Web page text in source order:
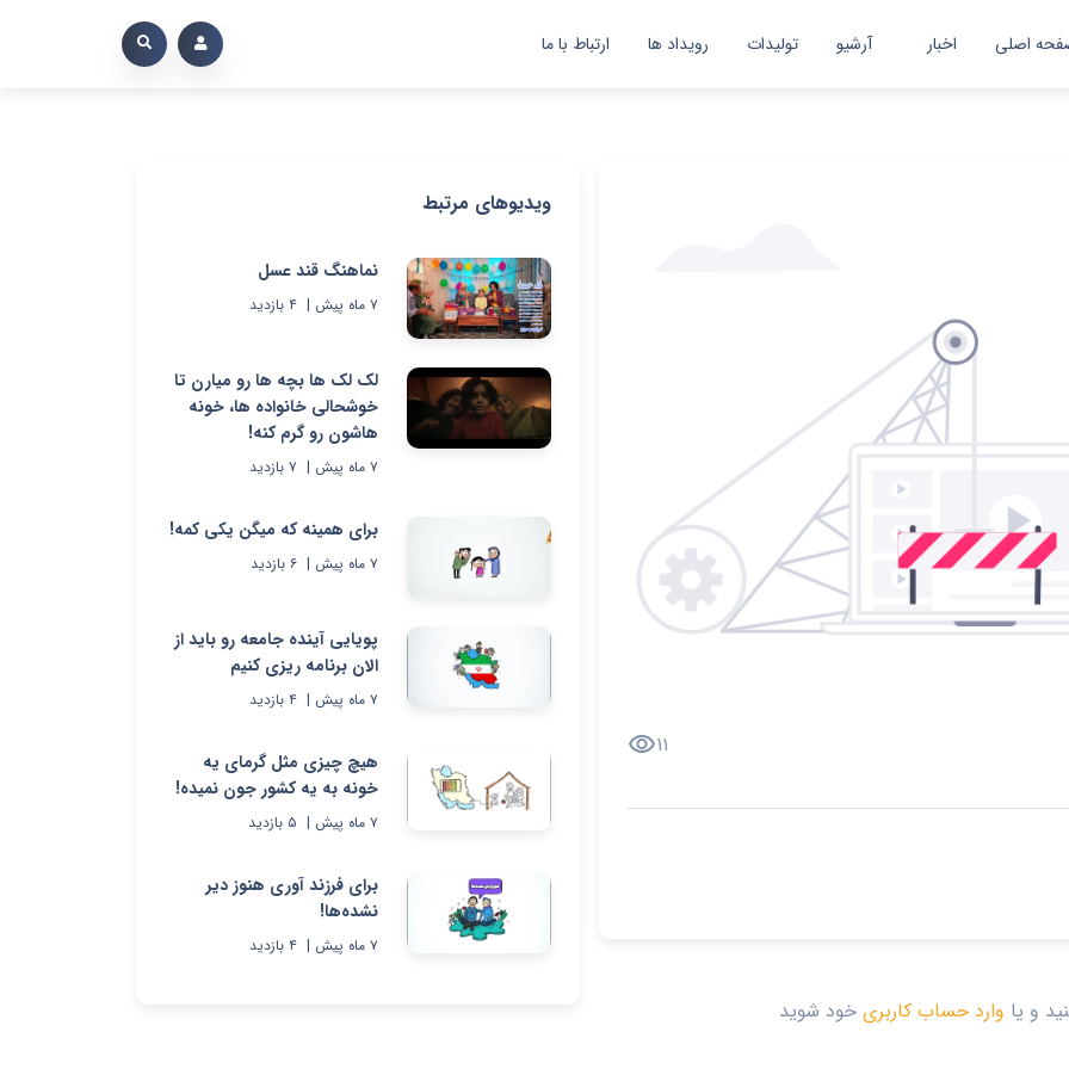
اصلی اخبار آرشیو تولیدات رویداد ها ارتباط با ما
۱۱visibility
و یا وارد حساب کاربری خود شوید
ویدیوهای مرتبط
نماهنگ قند عسل
۷ ماه پیش | ۴ بازدید
لک لک ها بچه ها رو میارن تا
خوشحالی خانواده ها، خونه
هاشون رو گرم کنه!
۷ ماه پیش | ۷ بازدید
برای همینه که میگن یکی کمه!
۷ ماه پیش | ۶ بازدید
پویایی آینده جامعه رو باید از
الان برنامه ریزی کنیم
۷ ماه پیش | ۴ بازدید
هیچ چیزی مثل گرمای یه
خونه به یه کشور جون نمیده!
۷ ماه پیش | ۵ بازدید
برای فرزند آوری هنوز دیر
نشده‌ها!
۷ ماه پیش | ۴ بازدید